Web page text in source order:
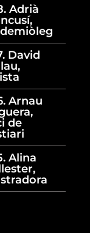
Adrià
David
Arnau
de
Alina